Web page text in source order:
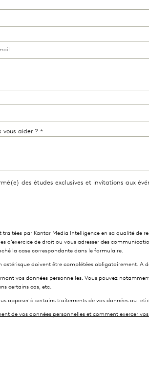
vous aider ? *
des études exclusives et invitations aux
traitées par Kantar Media Intelligence en sa qualité
d’exercice de droit ou vous adresser des
la case correspondante dans le formulaire.
astérisque doivent être complétées obligatoirement. A
vos données personnelles. Vous pouvez
certains cas, etc.
opposer à certains traitements de vos données ou
de vos données personnelles et comment exercer